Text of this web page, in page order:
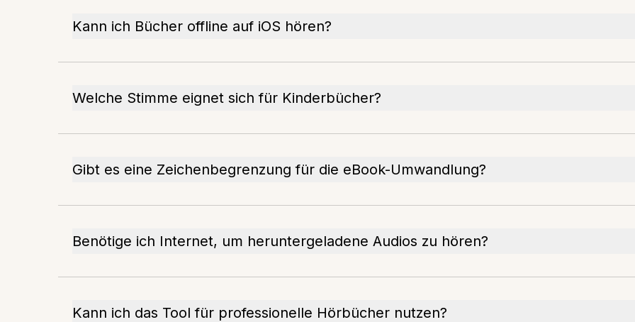
Kann ich Bücher offline auf iOS hören?
Welche Stimme eignet sich für Kinderbücher?
Gibt es eine Zeichenbegrenzung für die eBook-Umwandlung?
Benötige ich Internet, um heruntergeladene Audios zu hören?
Kann ich das Tool für professionelle Hörbücher nutzen?